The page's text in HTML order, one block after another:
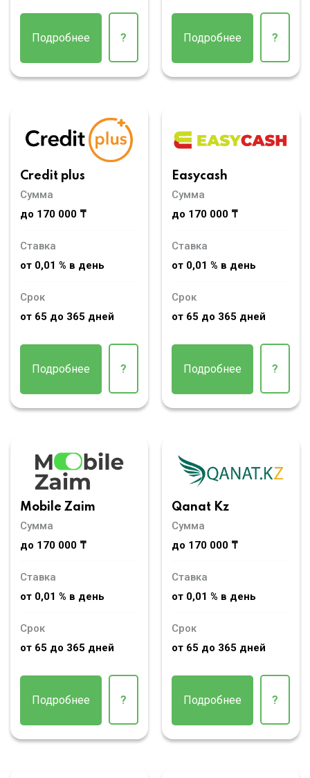
Подробнее ? Подробнее ?
Credit plus
Сумма
до 170 000 ₸
Ставка
от 0,01 % в день
Срок
от 65 до 365 дней
Подробнее ?
Easycash
Сумма
до 170 000 ₸
Ставка
от 0,01 % в день
Срок
от 65 до 365 дней
Подробнее ?
Mobile Zaim
Сумма
до 170 000 ₸
Ставка
от 0,01 % в день
Срок
от 65 до 365 дней
Подробнее ?
Qanat Kz
Сумма
до 170 000 ₸
Ставка
от 0,01 % в день
Срок
от 65 до 365 дней
Подробнее ?